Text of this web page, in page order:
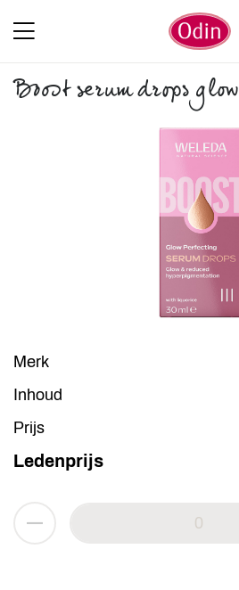
Boost serum drops glow
Merk
Inhoud
Prijs
Ledenprijs